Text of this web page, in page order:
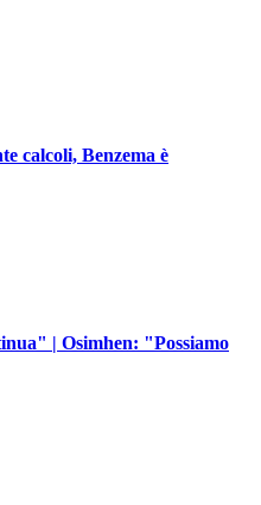
calcoli, Benzema è
| Osimhen: "Possiamo